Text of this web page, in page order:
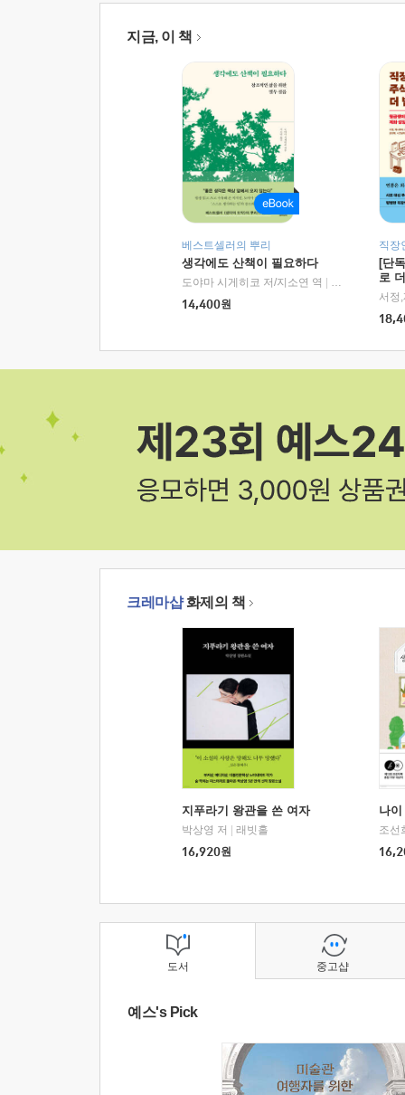
지금, 이 책
베스트셀러의 뿌리
생각에도 산책이 필요하다
도야마 시게히코 저/지소연 역
알에이치코리
14,400원
직장
[단
로
크레마샵화제의 책
지푸라기 왕관을 쓴 여자
박상영 저
래빗홀
16,920원
나
조선
도서
예스's Pick
중고샵